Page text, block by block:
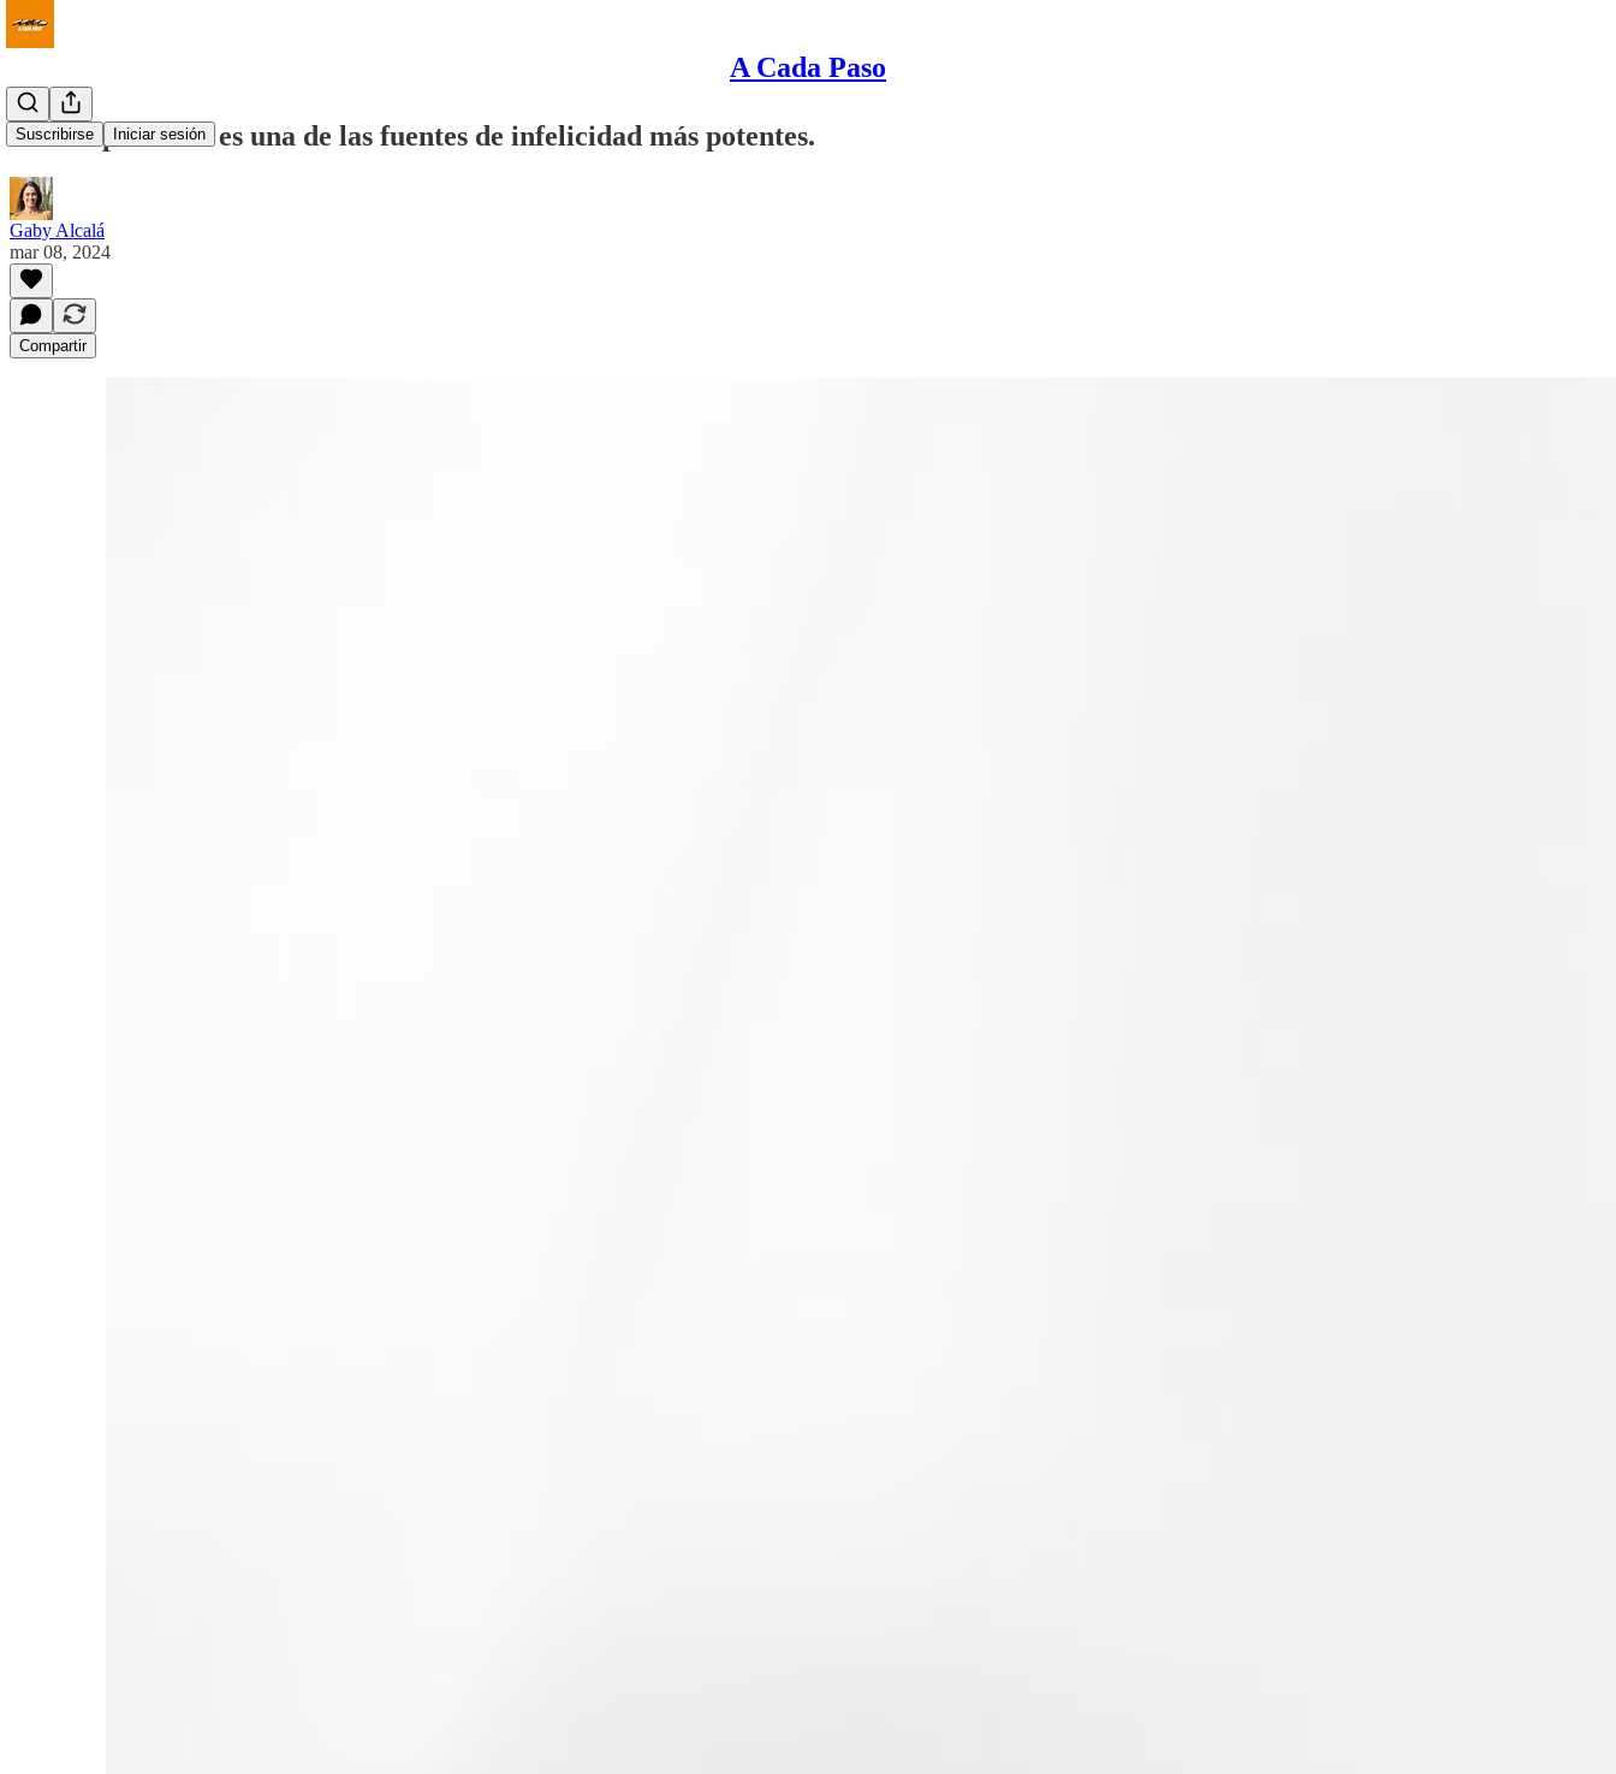
A Cada Paso
Suscribirse Iniciar sesión
La comparación es una de las fuentes de infelicidad más potentes.
Gaby Alcalá
mar 08, 2024
Compartir